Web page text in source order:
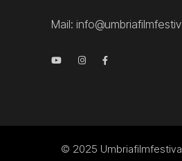
Mail:
© 2025